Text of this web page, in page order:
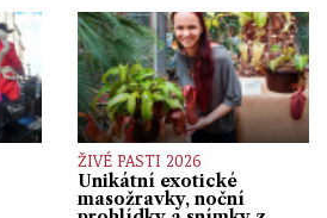
ŽIVÉ PASTI 2026
Unikátní exotické
masožravky, noční